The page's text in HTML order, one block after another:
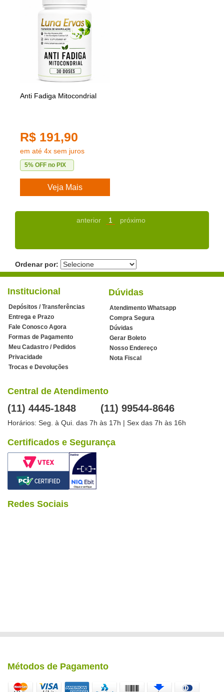
Anti Fadiga Mitocondrial
R$ 191,90
em até 4x sem juros
5% OFF no PIX
Veja Mais
anterior 1 próximo
Ordenar por:
Institucional
Depósitos / Transferências
Entrega e Prazo
Fale Conosco Agora
Formas de Pagamento
Meu Cadastro / Pedidos
Privacidade
Trocas e Devoluções
Dúvidas
Atendimento Whatsapp
Compra Segura
Dúvidas
Gerar Boleto
Nosso Endereço
Nota Fiscal
Central de Atendimento
(11) 4445-1848 (11) 99544-8646
Horários: Seg. à Qui. das 7h às 17h | Sex das 7h às 16h
Certificados e Segurança
Redes Sociais
Métodos de Pagamento